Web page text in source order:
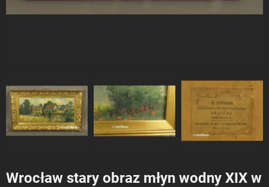
Wrocław stary obraz młyn wodny XIX w